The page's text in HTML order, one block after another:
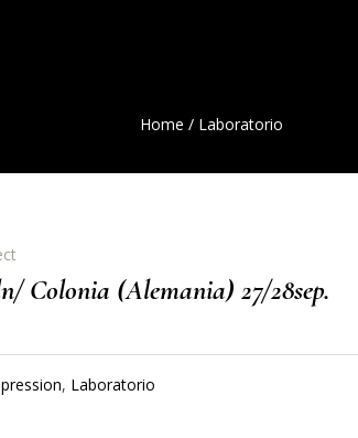
Home / Laboratorio
Colonia (Alemania) 27/28sep.
, Laboratorio